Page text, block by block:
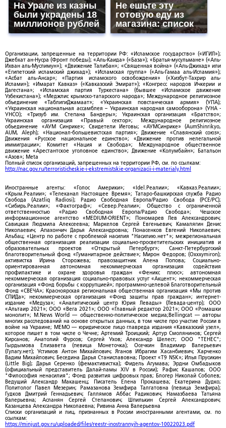
На Урале из казны
были украдены 18
миллионов рублей
Не ешьте эту
готовую еду из
магазина: список
Организации, запрещенные на территории РФ: «Исламское государство» («ИГИЛ»);
Джебхат ан-Нусра (Фронт победы); «Аль-Каида» («База»); «Братья-мусульмане» («Аль-
Ихван аль-Муслимун»); «Движение Талибан»; «Священная война» («Аль-Джихад» или
«Египетский исламский джихад»); «Исламская группа» («Аль-Гамаа аль-Исламия»);
«Асбат аль-Ансар»; «Партия исламского освобождения» («Хизбут-Тахрир аль-
Ислами»); «Имарат Кавказ» («Кавказский Эмират»); «Конгресс народов Ичкерии и
Дагестана»; «Исламская партия Туркестана» (бывшее «Исламское движение
Узбекистана»); «Меджлис крымско-татарского народа»; Международное религиозное
объединение «ТаблигиДжамаат»; «Украинская повстанческая армия» (УПА);
«Украинская национальная ассамблея – Украинская народная самооборона» (УНА -
УНСО); «Тризуб им. Степана Бандеры»; Украинская организация «Братство»;
Украинская организация «Правый сектор»; Международное религиозное
объединение «АУМ Синрике»; Свидетели Иеговы; «АУМСинрике» (AumShinrikyo,
AUM, Aleph); «Национал-большевистская партия»; Движение «Славянский союз»;
Движения «Русское национальное единство»; «Движение против нелегальной
иммиграции»; Комитет «Нация и Свобода»; Международное общественное
движение «Арестантское уголовное единство»; Движение «Колумбайн»; Батальон
«Азов»; Meta
Полный список организаций, запрещенных на территории РФ, см. по ссылкам:
http://nac.gov.ru/terroristicheskie-i-ekstremistskie-organizacii-i-materialy.html
Иностранные агенты: «Голос Америки»; «Idel.Реалии»; «Кавказ.Реалии»;
«Крым.Реалии»; «Телеканал Настоящее Время»; Татаро-башкирская служба Радио
Свобода (Azatliq Radiosi); Радио Свободная Европа/Радио Свобода (PCE/PC);
«Сибирь.Реалии»; «Фактограф»; «Север.Реалии»; Общество с ограниченной
ответственностью «Радио Свободная Европа/Радио Свобода»; Чешское
информационное агентство «MEDIUM-ORIENT»; Пономарев Лев Александрович;
Савицкая Людмила Алексеевна; Маркелов Сергей Евгеньевич; Камалягин Денис
Николаевич; Апахончич Дарья Александровна; Понасенков Евгений Николаевич;
Альбац; «Центр по работе с проблемой насилия "Насилию.нет"»; межрегиональная
общественная организация реализации социально-просветительских инициатив и
образовательных проектов «Открытый Петербург»; Санкт-Петербургский
благотворительный фонд «Гуманитарное действие»; Мирон Федоров; (Oxxxymiron);
активистка Ирина Сторожева; правозащитник Алена Попова; Социально-
ориентированная автономная некоммерческая организация содействия
профилактике и охране здоровья граждан «Феникс плюс»; автономная
некоммерческая организация социально-правовых услуг «Акцент»; некоммерческая
организация «Фонд борьбы с коррупцией»; программно-целевой Благотворительный
Фонд «СВЕЧА»; Красноярская региональная общественная организация «Мы против
СПИДа»; некоммерческая организация «Фонд защиты прав граждан»; интернет-
издание «Медуза»; «Аналитический центр Юрия Левады» (Левада-центр); ООО
«Альтаир 2021»; ООО «Вега 2021»; ООО «Главный редактор 2021»; ООО «Ромашки
монолит»; M.News World — общественно-политическое медиа;Bellingcat — авторы
многих расследований на основе открытых данных, в том числе про участие России в
войне на Украине; МЕМО — юридическое лицо главреда издания «Кавказский узел»,
которое пишет в том числе о Чечне; Артемий Троицкий; Артур Смолянинов; Сергей
Кирсанов; Анатолий Фурсов; Сергей Ухов; Александр Шелест; ООО "ТЕНЕС";
Гырдымова Елизавета (певица Монеточка); Осечкин Владимир Валерьевич
(Гулагу.нет); Устимов Антон Михайлович; Яганов Ибрагим Хасанбиевич; Харченко
Вадим Михайлович; Беседина Дарья Станиславовна; Проект «T9 NSK»; Илья Прусикин
(Little Big); Дарья Серенко (фемактивистка); Фидель Агумава; Эрдни Омбадыков
(официальный представитель Далай-ламы XIV в России); Рафис Кашапов; ООО
"Философия ненасилия"; Фонд развития цифровых прав; Блогер Николай Соболев;
Ведущий Александр Макашенц; Писатель Елена Прокашева; Екатерина Дудко;
Политолог Павел Мезерин; Рамазанова Земфира Талгатовна (певица Земфира);
Гудков Дмитрий Геннадьевич; Галлямов Аббас Радикович; Намазбаева Татьяна
Валерьевна; Асланян Сергей Степанович; Шпилькин Сергей Александрович;
Казанцева Александра Николаевна; Ривина Анна Валерьевна
Списки организаций и лиц, признанных в России иностранными агентами, см. по
ссылкам:
https://minjust.gov.ru/uploaded/files/reestr-inostrannyih-agentov-10022023.pdf